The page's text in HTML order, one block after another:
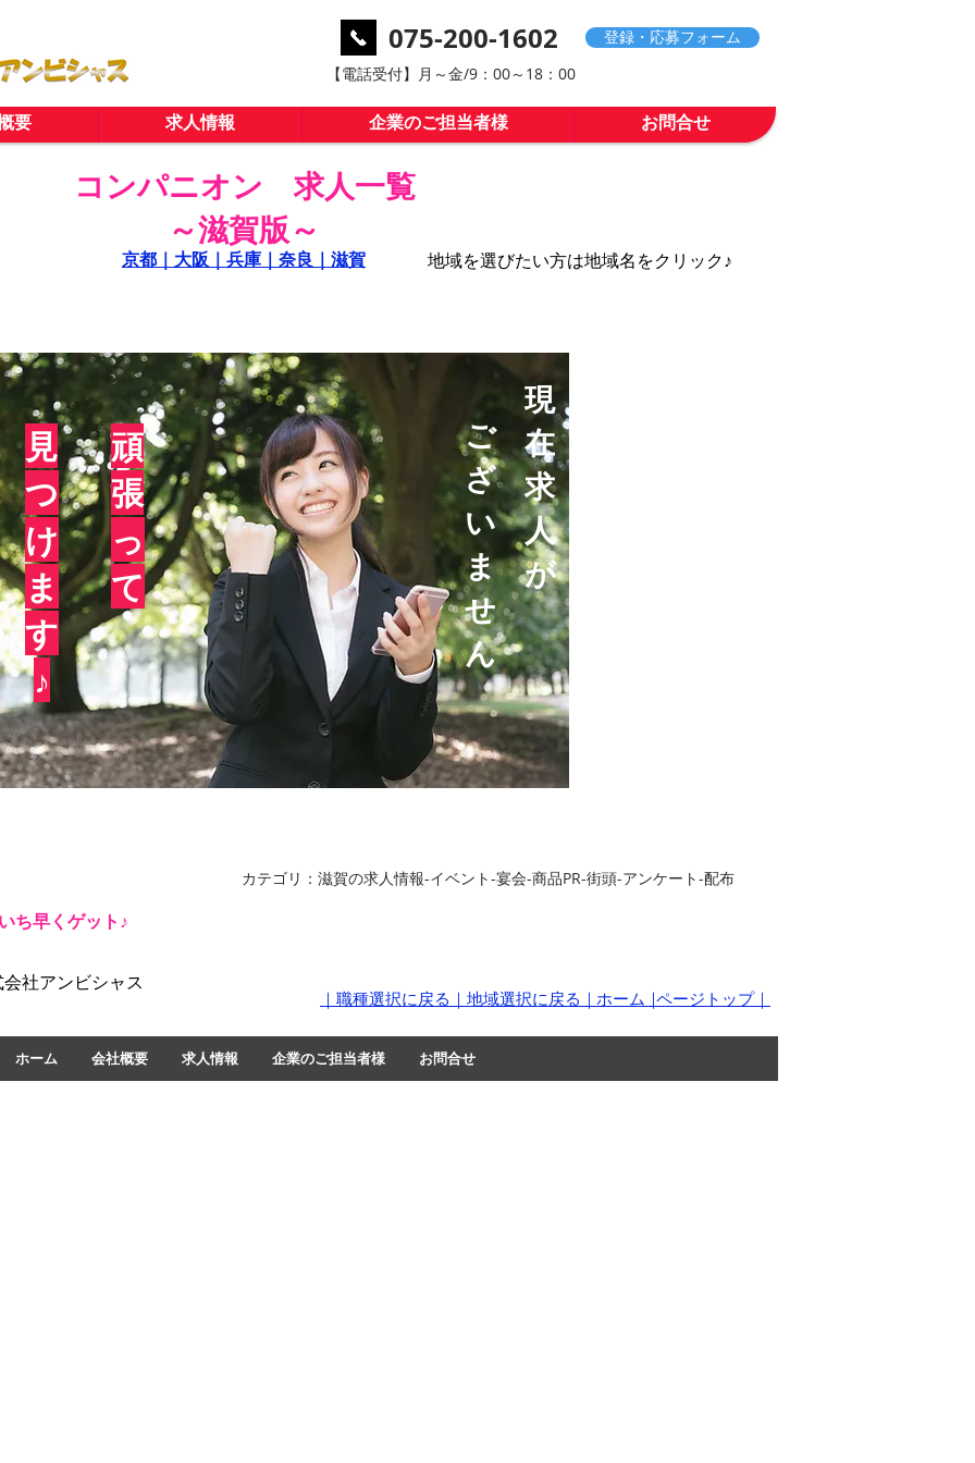
075-200-1602
​【電話受付】月～金/9：00～18：00
登録・応募フォーム
コンパニオン 求人一覧
​～滋賀版～
​京都｜ ​大阪｜ ​兵庫｜ ​奈良｜ ​滋賀 ​地域を選びたい方は地域名をクリック♪
​見
つ
け
ま
す
♪
頑
張
っ
て
​現
在
求
人
が
​ご
ざ
い
ま
せ
ん
​カテゴリ：滋賀の求人情報-イベント-宴会-商品PR-街頭-アンケート-配布
ち早くゲット♪
社アンビシャス
ページトップ｜
ホーム｜
｜地域選択に戻る｜
｜職種選択に戻る
要 求人情報 企業のご担当者様 お問合せ
ホーム 会社概要 求人情報 企業のご担当者様 お問合せ